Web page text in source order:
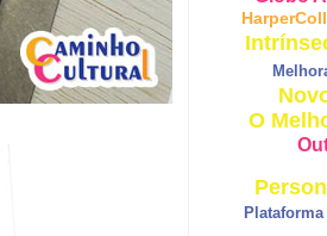
O
Plataforma